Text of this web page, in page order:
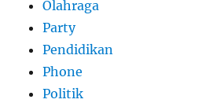
Olahraga
Party
Pendidikan
Phone
Politik